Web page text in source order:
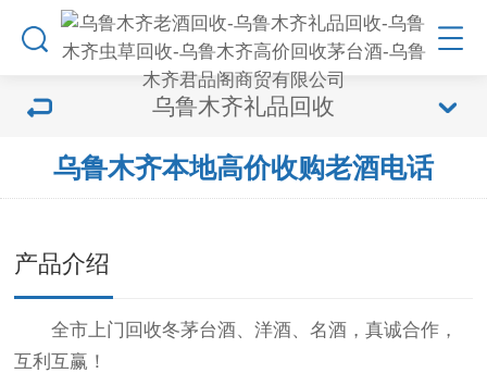
乌鲁木齐礼品回收
乌鲁木齐本地高价收购老酒电话
产品介绍
全市上门回收冬茅台酒、洋酒、名酒，真诚合作，
互利互赢！